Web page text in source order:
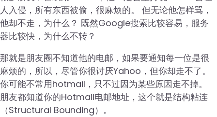
人入侵，所有东西被偷，很麻烦的。 但无论他怎样骂，
他却不走，为什么？ 既然Google搜索比较容易，服务
器比较快，为什么不转？
那就是朋友圈不知道他的电邮，如果要通知每一位是很
麻烦的，所以，尽管你很讨厌Yahoo，但你却走不了。
你可能不常用hotmail，只不过因为某些原因走不掉。
朋友都知道你的Hotmail电邮地址，这个就是结构粘连
（Structural Bounding）。